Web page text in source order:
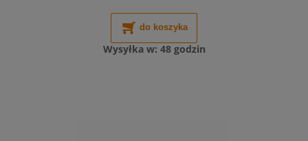
do koszyka
Wysyłka w: 48 godzin